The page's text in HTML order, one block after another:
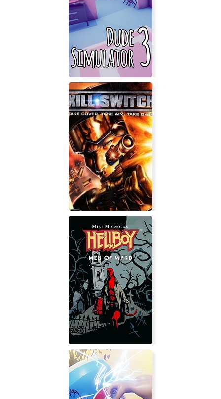
Baldur's Gate 2: Enhanced Edition
Dude Simulator 3
Kill.Switch